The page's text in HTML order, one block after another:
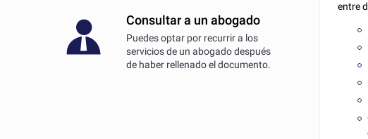
Consultar a un abogado
Puedes optar por recurrir a los
servicios de un abogado después
de haber rellenado el documento.
entre